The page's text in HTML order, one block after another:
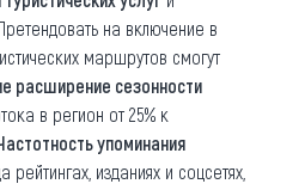
на включение в
маршрутов смогут
расширение сезонности
в регион от 25% к
упоминания
рейтингах, изданиях и соцсетях,